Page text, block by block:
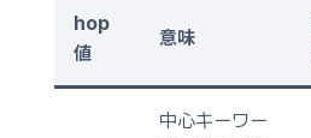
hop
値
意味
中心キーワー